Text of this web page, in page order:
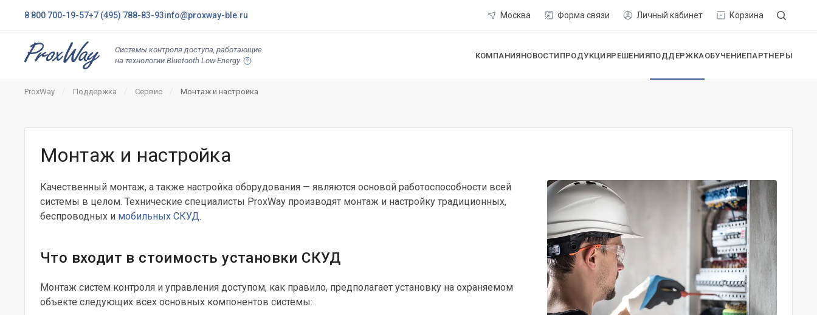
8 800 700-19-57+7 (495) 788-83-93info@proxway-ble.ru Москва Форма связи Личный кабинет Корзина
Системы контроля доступа, работающие
на технологии Bluetooth Low Energy
КОМПАНИЯНОВОСТИ ПРОДУКЦИЯРЕШЕНИЯПОДДЕРЖКАОБУЧЕНИЕПАРТНЁРЫ
ProxWay Поддержка Сервис Монтаж и настройка
Монтаж и настройка
Качественный монтаж, а также настройка оборудования — являются основой работоспособности всей
системы в целом. Технические специалисты ProxWay производят монтаж и настройку традиционных,
беспроводных и мобильных СКУД.
Что входит в стоимость установки СКУД
Монтаж систем контроля и управления доступом, как правило, предполагает установку на охраняемом
объекте следующих всех основных компонентов системы: